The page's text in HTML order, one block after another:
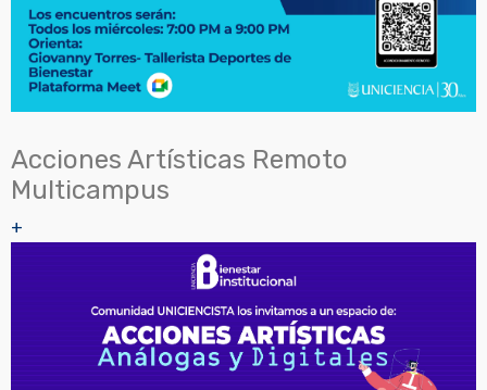
Acciones Artísticas Remoto
Multicampus
+